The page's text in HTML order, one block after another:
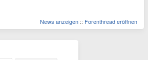
News anzeigen :: Forenthread eröffnen